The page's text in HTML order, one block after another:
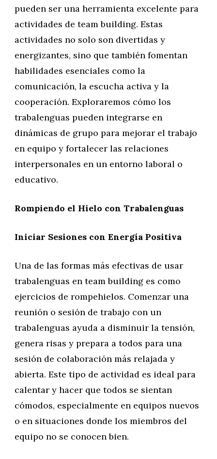
pueden ser una herramienta excelente para
actividades de team building. Estas
actividades no solo son divertidas y
energizantes, sino que también fomentan
habilidades esenciales como la
comunicación, la escucha activa y la
cooperación. Exploraremos cómo los
trabalenguas pueden integrarse en
dinámicas de grupo para mejorar el trabajo
en equipo y fortalecer las relaciones
interpersonales en un entorno laboral o
educativo.
Rompiendo el Hielo con Trabalenguas
Iniciar Sesiones con Energía Positiva
Una de las formas más efectivas de usar
trabalenguas en team building es como
ejercicios de rompehielos. Comenzar una
reunión o sesión de trabajo con un
trabalenguas ayuda a disminuir la tensión,
genera risas y prepara a todos para una
sesión de colaboración más relajada y
abierta. Este tipo de actividad es ideal para
calentar y hacer que todos se sientan
cómodos, especialmente en equipos nuevos
o en situaciones donde los miembros del
equipo no se conocen bien.